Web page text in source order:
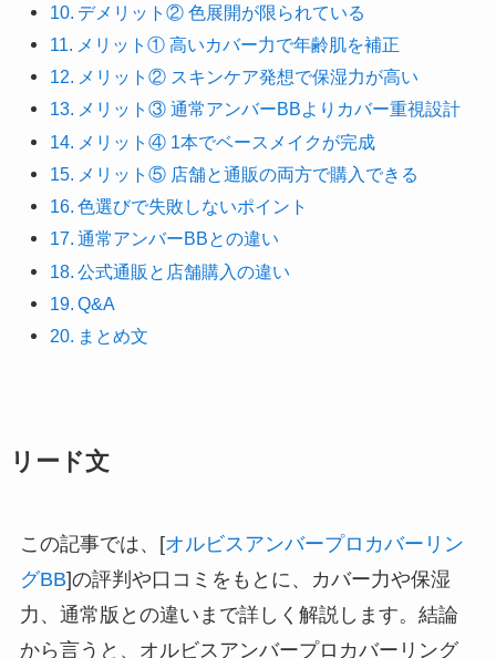
デメリット② 色展開が限られている
メリット① 高いカバー力で年齢肌を補正
メリット② スキンケア発想で保湿力が高い
メリット③ 通常アンバーBBよりカバー重視設計
メリット④ 1本でベースメイクが完成
メリット⑤ 店舗と通販の両方で購入できる
色選びで失敗しないポイント
通常アンバーBBとの違い
公式通販と店舗購入の違い
Q&A
まとめ文
リード文
この記事では、[オルビスアンバープロカバーリン
グBB]の評判や口コミをもとに、カバー力や保湿
力、通常版との違いまで詳しく解説します。結論
から言うと、オルビスアンバープロカバーリング